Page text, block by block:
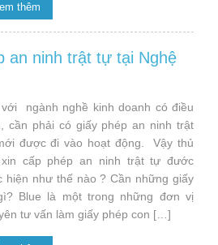
thêm
an ninh trật tự tại Nghệ
ngành nghề kinh doanh có điều
cần phải có giấy phép an ninh trật
được đi vào hoạt động. Vậy thủ
cấp phép an ninh trật tự đước
hiện như thế nào ? Cần những giấy
Blue là một trong những đơn vị
tư vấn làm giấy phép con […]